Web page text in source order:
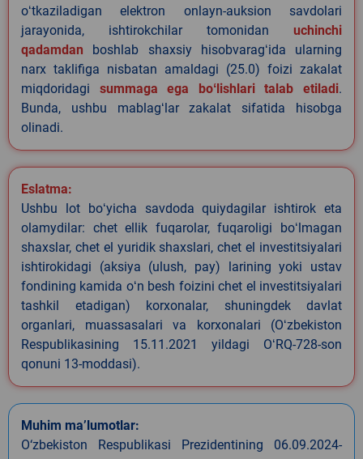
oʻtkaziladigan elektron onlayn-auksion savdolari
jarayonida, ishtirokchilar tomonidan uchinchi
qadamdan boshlab shaxsiy hisobvaragʻida ularning
narx taklifiga nisbatan amaldagi (25.0) foizi zakalat
miqdoridagi summaga ega boʻlishlari talab etiladi.
Bunda, ushbu mablagʻlar zakalat sifatida hisobga
olinadi.
Eslatma:
Ushbu lot boʻyicha savdoda quiydagilar ishtirok eta
olamydilar: chet ellik fuqarolar, fuqaroligi boʻlmagan
shaxslar, chet el yuridik shaxslari, chet el investitsiyalari
ishtirokidagi (aksiya (ulush, pay) larining yoki ustav
fondining kamida oʻn besh foizini chet el investitsiyalari
tashkil etadigan) korxonalar, shuningdek davlat
organlari, muassasalari va korxonalari (Oʻzbekiston
Respublikasining 15.11.2021 yildagi OʻRQ-728-son
qonuni 13-moddasi).
Muhim ma’lumotlar:
O‘zbekiston Respublikasi Prezidentining 06.09.2024-